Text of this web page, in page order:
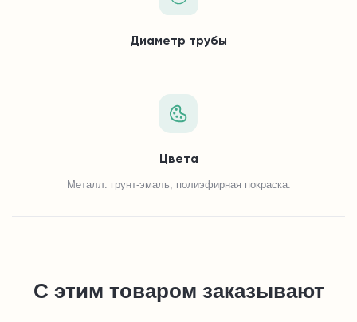
Диаметр трубы
Цвета
Металл: грунт-эмаль, полиэфирная покраска.
С этим товаром заказывают